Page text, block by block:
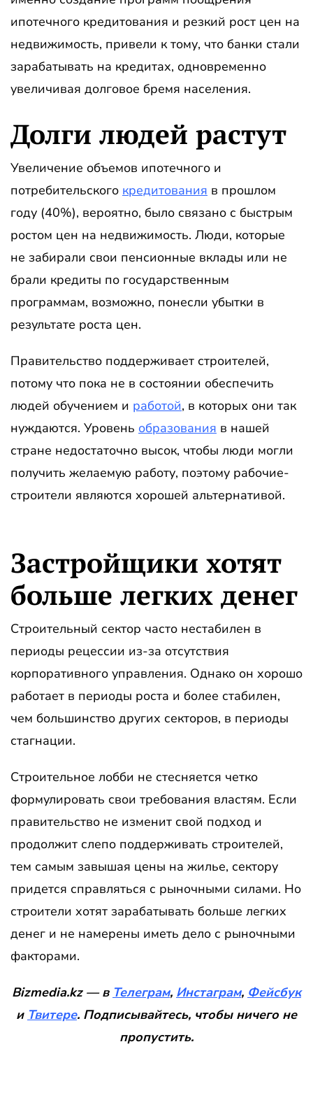
ипотечного кредитования и резкий рост цен на
недвижимость, привели к тому, что банки стали
зарабатывать на кредитах, одновременно
увеличивая долговое бремя населения.
Долги людей растут
Увеличение объемов ипотечного и
потребительского кредитования в прошлом
году (40%), вероятно, было связано с быстрым
ростом цен на недвижимость. Люди, которые
не забирали свои пенсионные вклады или не
брали кредиты по государственным
программам, возможно, понесли убытки в
результате роста цен.
Правительство поддерживает строителей,
потому что пока не в состоянии обеспечить
людей обучением и работой, в которых они так
нуждаются. Уровень образования в нашей
стране недостаточно высок, чтобы люди могли
получить желаемую работу, поэтому рабочие-
строители являются хорошей альтернативой.
Застройщики хотят
больше легких денег
Строительный сектор часто нестабилен в
периоды рецессии из-за отсутствия
корпоративного управления. Однако он хорошо
работает в периоды роста и более стабилен,
чем большинство других секторов, в периоды
стагнации.
Строительное лобби не стесняется четко
формулировать свои требования властям. Если
правительство не изменит свой подход и
продолжит слепо поддерживать строителей,
тем самым завышая цены на жилье, сектору
придется справляться с рыночными силами. Но
строители хотят зарабатывать больше легких
денег и не намерены иметь дело с рыночными
факторами.
Bizmedia.kz — в Телеграм, Инстаграм, Фейсбук
и Твитере. Подписывайтесь, чтобы ничего не
пропустить.